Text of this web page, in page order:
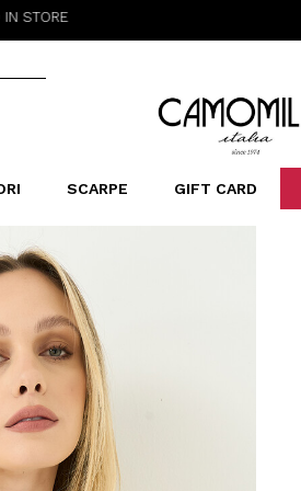
Camomilla Italia®
SCARPE GIFT CARD